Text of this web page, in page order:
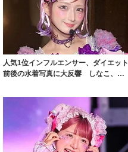
人気1位インフルエンサー、ダイエット
前後の水着写真に大反響 しなこ、筋